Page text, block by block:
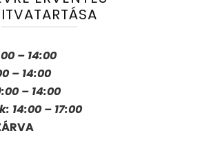
– 14:00
– 14:00
– 14:00
14:00 – 17:00